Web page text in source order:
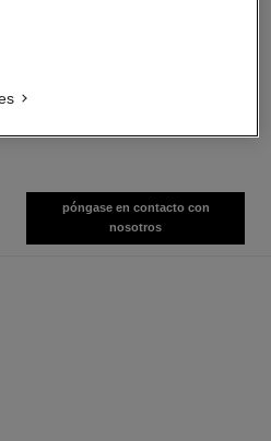
póngase en contacto con
nosotros